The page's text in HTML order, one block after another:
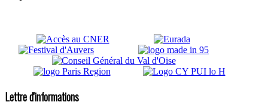
Lettre d'informations